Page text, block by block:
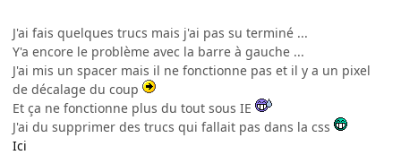
J'ai fais quelques trucs mais j'ai pas su terminé ...
Y'a encore le problème avec la barre à gauche ...
J'ai mis un spacer mais il ne fonctionne pas et il y a un pixel
de décalage du coup
Et ça ne fonctionne plus du tout sous IE
J'ai du supprimer des trucs qui fallait pas dans la css
Ici